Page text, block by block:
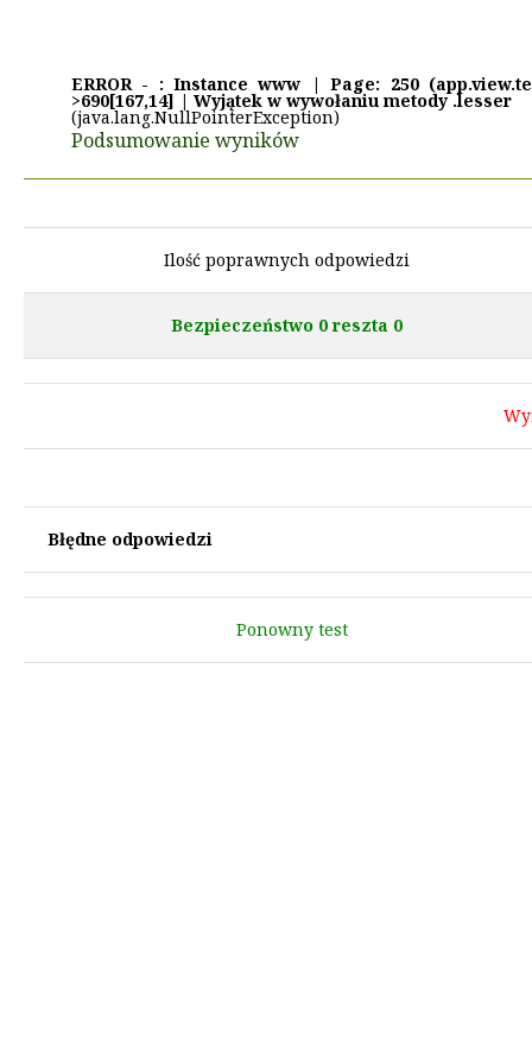
ERROR - : Instance www | Page: 250
>690[167,14] | Wyjątek w wywołaniu metody .lesser
(java.lang.NullPointerException)
Podsumowanie wyników
Ilość poprawnych odpowiedzi
Bezpieczeństwo 0 reszta 0
Błędne odpowiedzi
Ponowny test